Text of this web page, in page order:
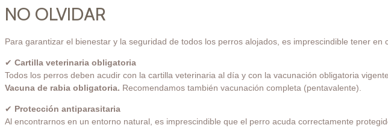
NO OLVIDAR
Para garantizar el bienestar y la seguridad de todos los perros alojados, es imprescindible tener en
✔ Cartilla veterinaria obligatoria
Todos los perros deben acudir con la cartilla veterinaria al día y con la vacunación obligatoria vigente.
Vacuna de rabia obligatoria. Recomendamos también vacunación completa (pentavalente).
✔ Protección antiparasitaria
Al encontrarnos en un entorno natural, es imprescindible que el perro acuda correctamente